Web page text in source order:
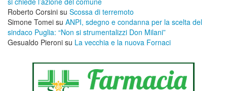
Roberto Corsini su Scossa di terremoto
Simone Tomei su ANPI, sdegno e condanna per la scelta del
sindaco Puglia: “Non si strumentalizzi Don Milani”
Gesualdo Pieroni su La vecchia e la nuova Fornaci